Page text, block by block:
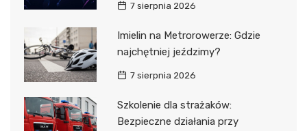
7 sierpnia 2026
Imielin na Metrorowerze: Gdzie
najchętniej jeździmy?
7 sierpnia 2026
Szkolenie dla strażaków:
Bezpieczne działania przy